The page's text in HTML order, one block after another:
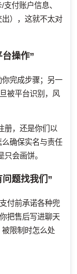
付账户信息、
），这就不太对
操作”
完成步骤；另一
被平台识别，风
册，还是你们以
确保实名与责任
会画饼。
题找我们”
付前承诺各种兜
把售后写进聊天
限制时怎么处